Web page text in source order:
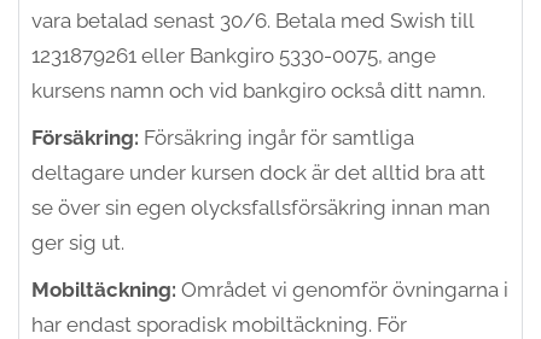
vara betalad senast 30/6. Betala med Swish till
1231879261 eller Bankgiro 5330-0075, ange
kursens namn och vid bankgiro också ditt namn.
Försäkring: Försäkring ingår för samtliga
deltagare under kursen dock är det alltid bra att
se över sin egen olycksfallsförsäkring innan man
ger sig ut.
Mobiltäckning: Området vi genomför övningarna i
har endast sporadisk mobiltäckning. För